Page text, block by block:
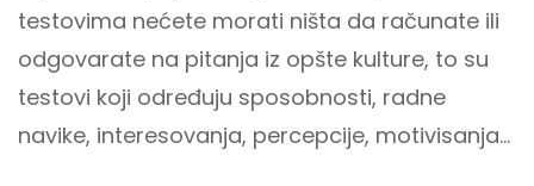
testovima nećete morati ništa da računate ili
odgovarate na pitanja iz opšte kulture, to su
testovi koji određuju sposobnosti, radne
navike, interesovanja, percepcije, motivisanja…